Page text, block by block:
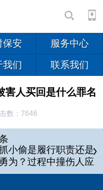
保安 服务中心
我们 联系我们
害人买回是什么罪名
数：7646
辅警出勤。近期，派出
嫌疑人李某。经审问，
过踩点，盗撬无人看管
小偷是履行职责还是
为？过程中撞伤人应
承担责任